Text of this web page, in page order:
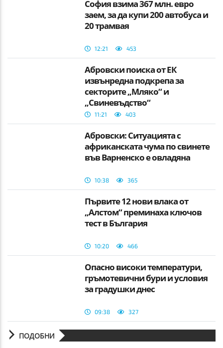
София взима 367 млн. евро
заем, за да купи 200 автобуса и
20 трамвая
12:21 453
Абровски поиска от ЕК
извънредна подкрепа за
секторите „Мляко“ и
„Свиневъдство“
11:21 403
Абровски: Ситуацията с
африканската чума по свинете
във Варненско е овладяна
10:38 365
Първите 12 нови влака от
„Алстом“ преминаха ключов
тест в България
10:20 466
Опасно високи температури,
гръмотевични бури и условия
за градушки днес
09:38 327
ПОДОБНИ